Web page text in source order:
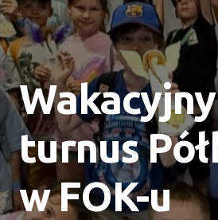
Wakacyjny
turnus
w FOK-u